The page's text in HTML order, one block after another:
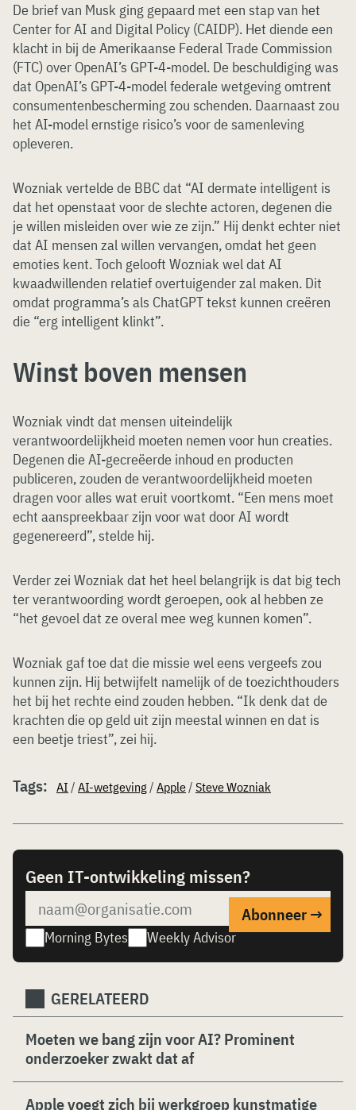
De brief van Musk ging gepaard met een stap van het
Center for AI and Digital Policy (CAIDP). Het diende een
klacht in bij de Amerikaanse Federal Trade Commission
(FTC) over OpenAI’s GPT-4-model. De beschuldiging was
dat OpenAI’s GPT-4-model federale wetgeving omtrent
consumentenbescherming zou schenden. Daarnaast zou
het AI-model ernstige risico’s voor de samenleving
opleveren.
Wozniak vertelde de BBC dat “AI dermate intelligent is
dat het openstaat voor de slechte actoren, degenen die
je willen misleiden over wie ze zijn.” Hij denkt echter niet
dat AI mensen zal willen vervangen, omdat het geen
emoties kent. Toch gelooft Wozniak wel dat AI
kwaadwillenden relatief overtuigender zal maken. Dit
omdat programma’s als ChatGPT tekst kunnen creëren
die “erg intelligent klinkt”.
Winst boven mensen
Wozniak vindt dat mensen uiteindelijk
verantwoordelijkheid moeten nemen voor hun creaties.
Degenen die AI-gecreëerde inhoud en producten
publiceren, zouden de verantwoordelijkheid moeten
dragen voor alles wat eruit voortkomt. “Een mens moet
echt aanspreekbaar zijn voor wat door AI wordt
gegenereerd”, stelde hij.
Verder zei Wozniak dat het heel belangrijk is dat big tech
ter verantwoording wordt geroepen, ook al hebben ze
“het gevoel dat ze overal mee weg kunnen komen”.
Wozniak gaf toe dat die missie wel eens vergeefs zou
kunnen zijn. Hij betwijfelt namelijk of de toezichthouders
het bij het rechte eind zouden hebben. “Ik denk dat de
krachten die op geld uit zijn meestal winnen en dat is
een beetje triest”, zei hij.
Tags: AI / AI-wetgeving/ Apple/ Steve Wozniak
Geen IT-ontwikkeling missen?
Morning Bytes Weekly Advisor
GERELATEERD
Moeten we bang zijn voor AI? Prominent
onderzoeker zwakt dat af
Apple voegt zich bij werkgroep kunstmatige